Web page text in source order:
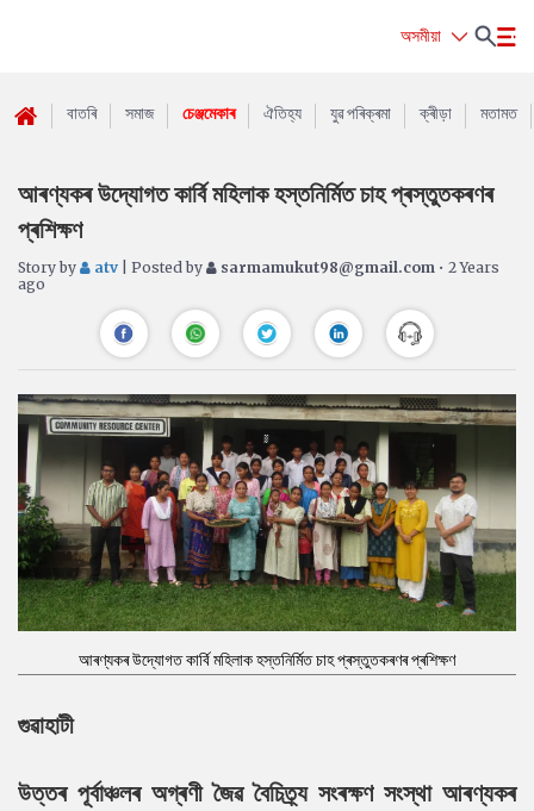
অসমীয়া
বাতৰি সমাজ চেঞ্জমেকাৰ ঐতিহ্য যুৱ পৰিক্ৰমা ক্ৰীড়া মতামত
আৰণ্যকৰ উদ্যোগত কাৰ্বি মহিলাক হস্তনিৰ্মিত চাহ প্ৰস্তুতকৰণৰ
প্ৰশিক্ষণ
Story by atv | Posted by sarmamukut98@gmail.com • 2 Years
ago
আৰণ্যকৰ উদ্যোগত কাৰ্বি মহিলাক হস্তনিৰ্মিত চাহ প্ৰস্তুতকৰণৰ প্ৰশিক্ষণ
গুৱাহাটী
উত্তৰ পূৰ্বাঞ্চলৰ অগ্ৰণী জৈৱ বৈচিত্ৰ্য সংৰক্ষণ সংস্থা আৰণ্যকৰ